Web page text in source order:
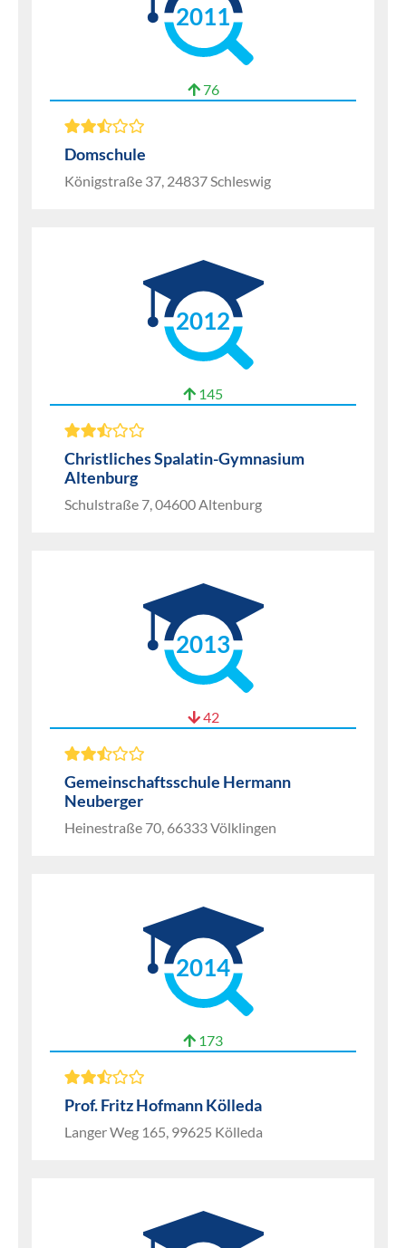
2011
76
Domschule
Königstraße 37, 24837 Schleswig
2012
145
Christliches Spalatin-Gymnasium
Altenburg
Schulstraße 7, 04600 Altenburg
2013
42
Gemeinschaftsschule Hermann
Neuberger
Heinestraße 70, 66333 Völklingen
2014
173
Prof. Fritz Hofmann Kölleda
Langer Weg 165, 99625 Kölleda